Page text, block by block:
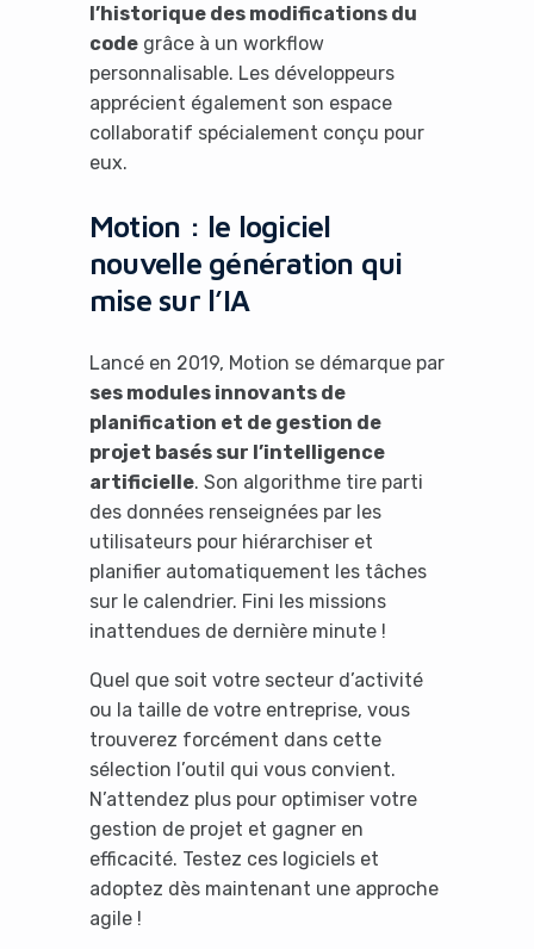
l’historique des modifications du
codegrâce à un workflow
personnalisable. Les développeurs
apprécient également son espace
collaboratif spécialement conçu pour
eux.
Motion : le logiciel
nouvelle génération qui
mise sur l’IA
Lancé en 2019, Motion se démarque par
ses modules innovants de
planification et de gestion de
projet basés sur l’intelligence
artificielle. Son algorithme tire parti
des données renseignées par les
utilisateurs pour hiérarchiser et
planifier automatiquement les tâches
sur le calendrier. Fini les missions
inattendues de dernière minute !
Quel que soit votre secteur d’activité
ou la taille de votre entreprise, vous
trouverez forcément dans cette
sélection l’outil qui vous convient.
N’attendez plus pour optimiser votre
gestion de projet et gagner en
efficacité. Testez ces logiciels et
adoptez dès maintenant une approche
agile !
It looks like you're
using an ad-blocker!